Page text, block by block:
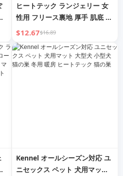
ヒートテック ランジェリー 女
性用 フリース裏地 厚手 肌底 服
インナーウェア ベース ブラシ
加工 暖房 秋服 24 秋冬 サーマ
ルウェア
$12.67$16.89
Kennel オールシーズン対応 ユ
ニセックス ペット 犬用マット